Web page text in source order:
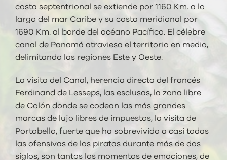
costa septentrional se extiende por 1160 Km. a lo
largo del mar Caribe y su costa meridional por
1690 Km. al borde del océano Pacífico. El célebre
canal de Panamá atraviesa el territorio en medio,
delimitando las regiones Este y Oeste.
La visita del Canal, herencia directa del francés
Ferdinand de Lesseps, las esclusas, la zona libre
de Colón donde se codean las más grandes
marcas de lujo libres de impuestos, la visita de
Portobello, fuerte que ha sobrevivido a casi todas
las ofensivas de los piratas durante más de dos
siglos, son tantos los momentos de emociones, de